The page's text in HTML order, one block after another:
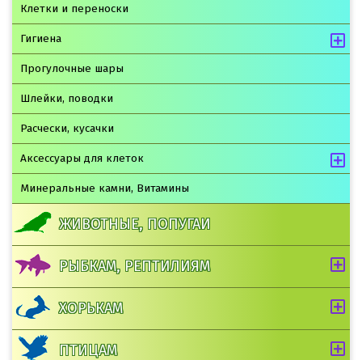
Клетки и переноски
Гигиена
Прогулочные шары
Шлейки, поводки
Расчески, кусачки
Аксессуары для клеток
Минеральные камни, Витамины
ЖИВОТНЫЕ, ПОПУГАИ
РЫБКАМ, РЕПТИЛИЯМ
ХОРЬКАМ
ПТИЦАМ